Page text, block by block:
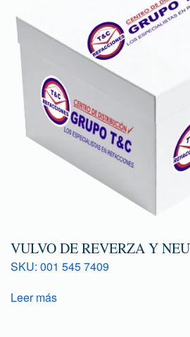
VULVO DE REVERZA Y
SKU: 001 545 7409
Leer más